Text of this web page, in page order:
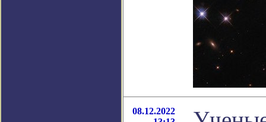
08.12.2022